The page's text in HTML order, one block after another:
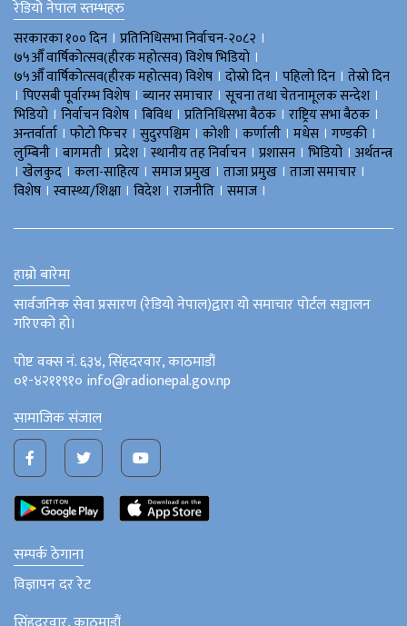
रेडियो नेपाल स्तम्भहरु
सरकारका १०० दिन । प्रतिनिधिसभा निर्वाचन-२०८२ ।
७५औँ वार्षिकोत्सव(हीरक महोत्सव) विशेष भिडियाे ।
७५औँ वार्षिकोत्सव(हीरक महोत्सव) विशेष । दोस्रो दिन । पहिलो दिन । तेस्रो दिन
। पिएसबी पूर्वारम्भ विशेष । ब्यानर समाचार । सूचना तथा चेतनामूलक सन्देश ।
भिडियाे । निर्वाचन विशेष । बिविध। प्रतिनिधिसभा बैठक । राष्ट्रिय सभा बैठक ।
अन्तर्वार्ता । फोटो फिचर । सुदुरपश्चिम । काेशी । कर्णाली । मधेस । गण्डकी ।
लुम्बिनी । बागमती । प्रदेश । स्थानीय तह निर्वाचन । प्रशासन । भिडियो । अर्थतन्त्र
। खेलकुद । कला-साहित्य । समाज प्रमुख । ताजा प्रमुख । ताजा समाचार ।
विशेष । स्वास्थ्य/शिक्षा । विदेश । राजनीति । समाज ।
हाम्रो बारेमा
सार्वजनिक सेवा प्रसारण (रेडियो नेपाल)द्वारा यो समाचार पोर्टल सञ्चालन
गरिएको हो।
पोष्ट वक्स नं. ६३४, सिंहदरवार, काठमाडौं
०१-४२११९१० info@radionepal.gov.np
सामाजिक संजाल
सम्पर्क ठेगाना
विज्ञापन दर रेट